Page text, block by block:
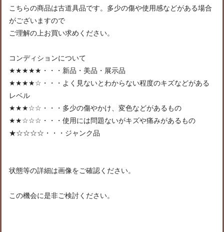
こちらの商品は古道具品です。多少の傷や使用感などがある場合
がございますので
ご理解の上お買い求めください。
コンディションについて
★★★★★・・・新品・美品・展示品
★★★★☆・・・よく見ないとわからない程度のキズなどがある
レベル
★★★☆☆・・・多少の傷やかけ、変色などがあるもの
★★☆☆☆・・・使用には問題ないがキズや痛みがあるもの
★☆☆☆☆・・・ジャンク品
状態等の詳細は画像をご確認ください。
この機会に是非ご検討ください。